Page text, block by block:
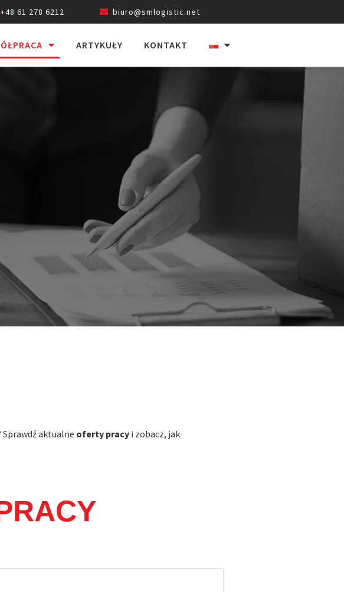
+48 61 278 6212 biuro@smlogistic.net
ARTYKUŁY KONTAKT
aktualne oferty pracy i zobacz, jak